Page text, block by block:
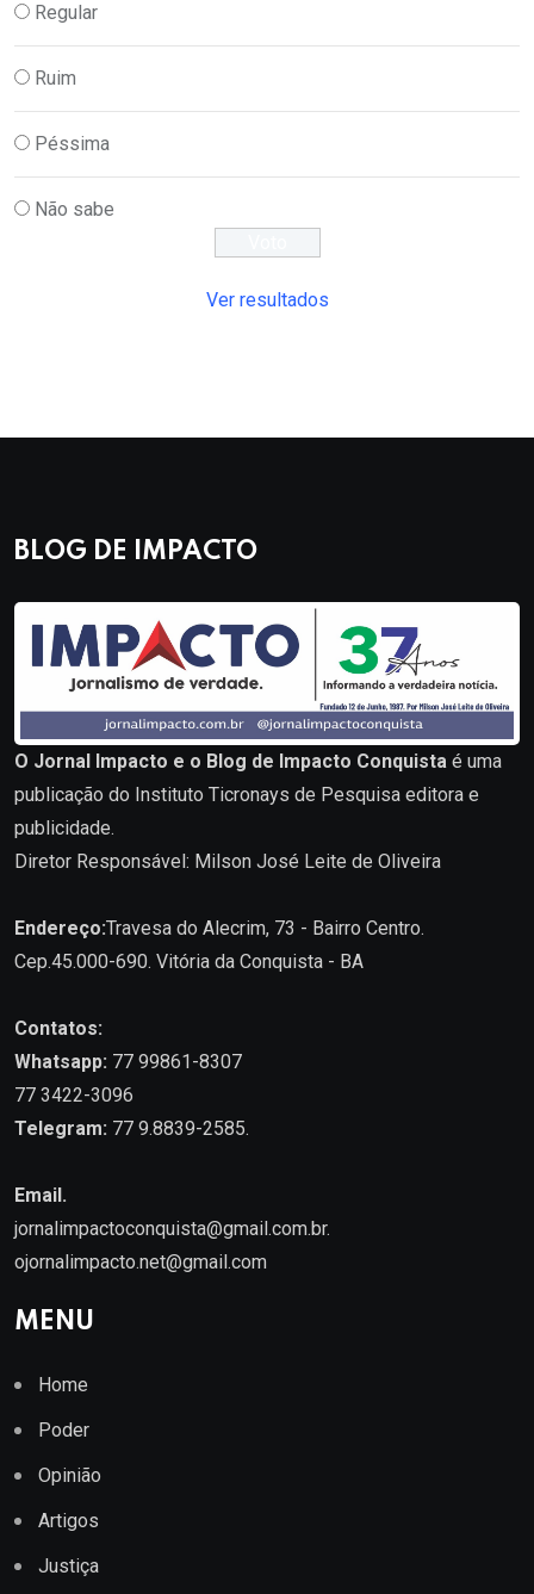
Regular
Ruim
Péssima
Não sabe
Ver resultados
BLOG DE IMPACTO
O Jornal Impacto e o Blog de Impacto Conquista é uma
publicação do Instituto Ticronays de Pesquisa editora e
publicidade.
Diretor Responsável: Milson José Leite de Oliveira
Endereço:Travesa do Alecrim, 73 - Bairro Centro.
Cep.45.000-690. Vitória da Conquista - BA
Contatos:
Whatsapp: 77 99861-8307
77 3422-3096
Telegram: 77 9.8839-2585.
Email.
jornalimpactoconquista@gmail.com.br.
ojornalimpacto.net@gmail.com
MENU
Home
Poder
Opinião
Artigos
Justiça